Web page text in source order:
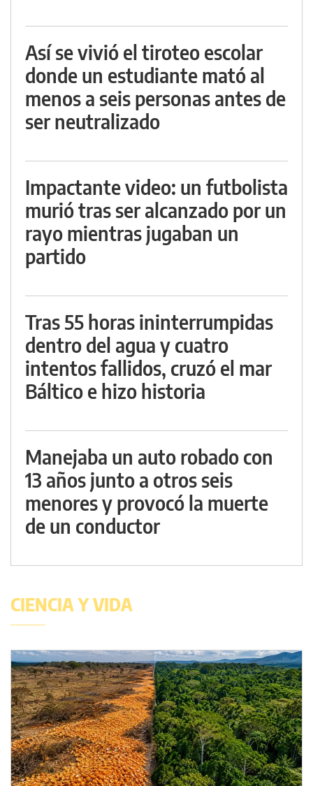
Así se vivió el tiroteo escolar
donde un estudiante mató al
menos a seis personas antes de
ser neutralizado
Impactante video: un futbolista
murió tras ser alcanzado por un
rayo mientras jugaban un
partido
Tras 55 horas ininterrumpidas
dentro del agua y cuatro
intentos fallidos, cruzó el mar
Báltico e hizo historia
Manejaba un auto robado con
13 años junto a otros seis
menores y provocó la muerte
de un conductor
CIENCIA Y VIDA